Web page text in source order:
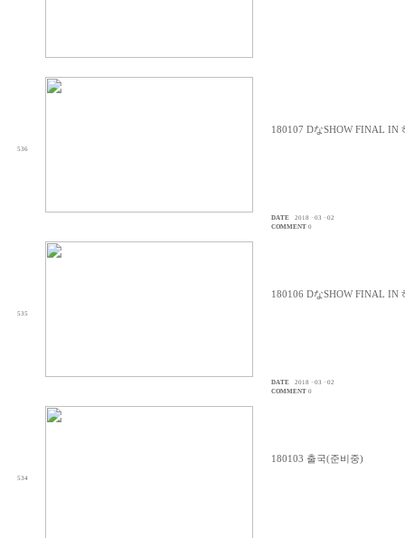
536
180107 DなSHOW FINAL IN
DATE
2018 · 03 · 02
COMMENT 0
535
180106 DなSHOW FINAL IN
DATE
2018 · 03 · 02
COMMENT 0
534
180103 출국(준비중)